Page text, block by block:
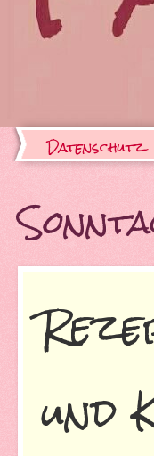
Datenschutz
und